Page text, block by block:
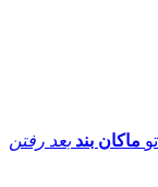
ماکان بند بعد رفتن